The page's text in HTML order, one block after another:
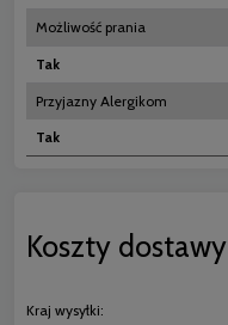
Możliwość prania
Tak
Przyjazny Alergikom
Tak
Koszty dostawy
Kraj wysyłki: